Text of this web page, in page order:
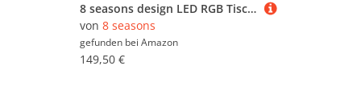
8 seasons design LED RGB Tischlampe 60 cm, No.1 (taupe) – E27, RGB Farbwechsel, dimmbar, mit Fernbedienung – Tischleuchte für außen und innen - für Wohnbereiche, den Balkon oder die Terrasse
von 8 seasons
gefunden bei Amazon
149,50 €